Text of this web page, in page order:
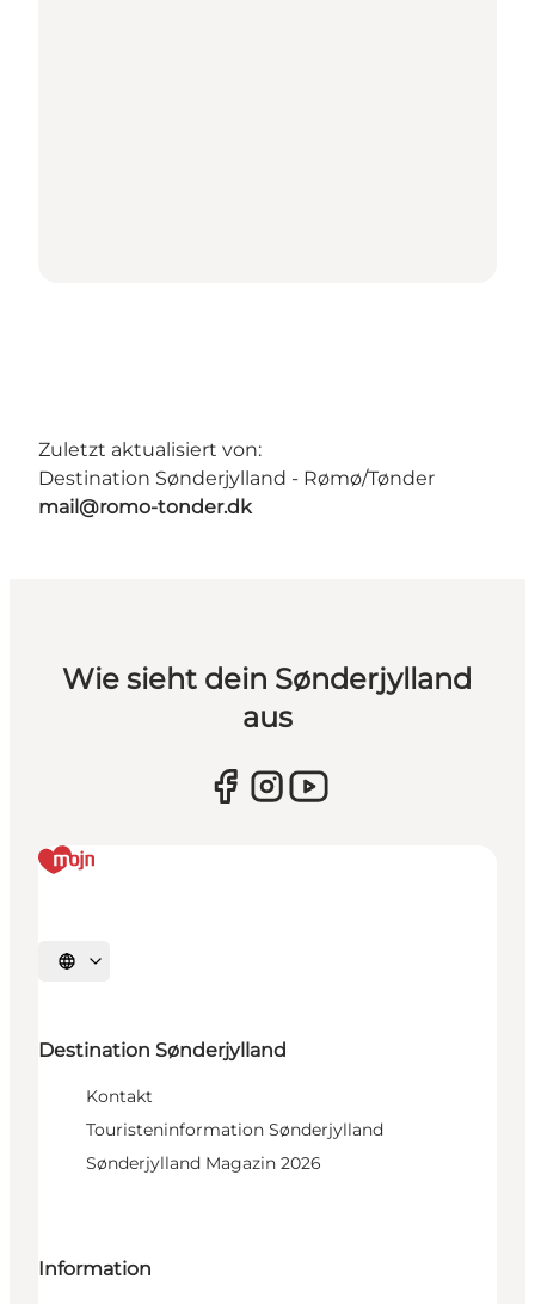
Zuletzt aktualisiert von:
Destination Sønderjylland - Rømø/Tønder
mail@romo-tonder.dk
Wie sieht dein Sønderjylland
aus
Sprache auswählen
Destination Sønderjylland
Kontakt
Touristeninformation Sønderjylland
Sønderjylland Magazin 2026
Information